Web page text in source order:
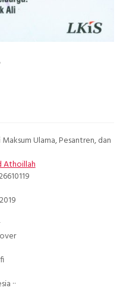
Maksum Ulama, Pesantren, dan
Athoillah
··